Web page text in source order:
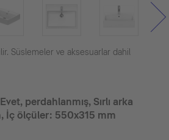
Süslemeler ve aksesuarlar dahil
perdahlanmış, Sırlı arka
İç ölçüler: 550x315 mm